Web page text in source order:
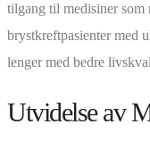
tilgang til medisiner
brystkreftpasienter med
lenger med bedre
Utvidelse av